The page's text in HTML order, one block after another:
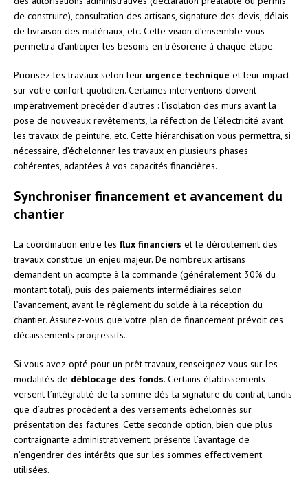
de construire), consultation des artisans, signature des devis, délais
de livraison des matériaux, etc. Cette vision d’ensemble vous
permettra d’anticiper les besoins en trésorerie à chaque étape.
Priorisez les travaux selon leur urgence technique et leur impact
sur votre confort quotidien. Certaines interventions doivent
impérativement précéder d’autres : l’isolation des murs avant la
pose de nouveaux revêtements, la réfection de l’électricité avant
les travaux de peinture, etc. Cette hiérarchisation vous permettra, si
nécessaire, d’échelonner les travaux en plusieurs phases
cohérentes, adaptées à vos capacités financières.
Synchroniser financement et avancement du
chantier
La coordination entre les flux financiers et le déroulement des
travaux constitue un enjeu majeur. De nombreux artisans
demandent un acompte à la commande (généralement 30% du
montant total), puis des paiements intermédiaires selon
l’avancement, avant le règlement du solde à la réception du
chantier. Assurez-vous que votre plan de financement prévoit ces
décaissements progressifs.
Si vous avez opté pour un prêt travaux, renseignez-vous sur les
modalités de déblocage des fonds. Certains établissements
versent l’intégralité de la somme dès la signature du contrat, tandis
que d’autres procèdent à des versements échelonnés sur
présentation des factures. Cette seconde option, bien que plus
contraignante administrativement, présente l’avantage de
n’engendrer des intérêts que sur les sommes effectivement
utilisées.